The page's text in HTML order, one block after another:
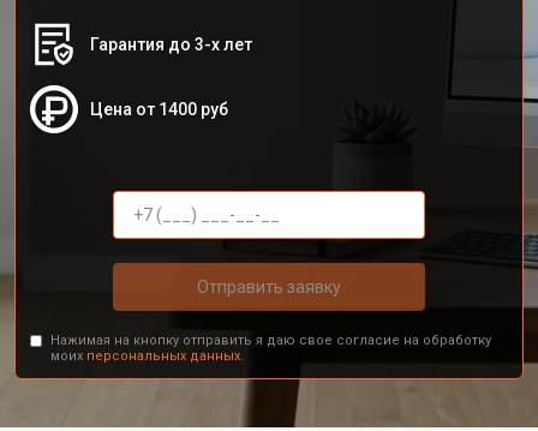
Гарантия до 3-х лет
Цена от 1400 руб
Отправить заявку
Нажимая на кнопку отправить я даю свое согласие на обработку
моих персональных данных.